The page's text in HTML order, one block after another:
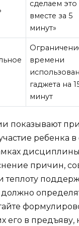
сделаем это
вместе за 5
минут»
времени
гаджета на
минут
показывают
ребенка
причин,
теплоту
его в предъяву,